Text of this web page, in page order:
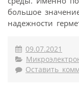
большое
надежности
09.07.2021
Оставить